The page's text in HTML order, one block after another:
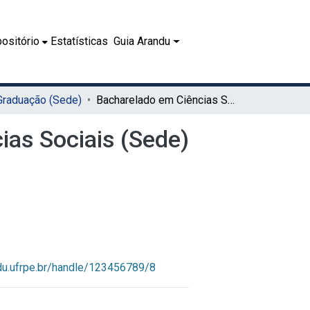
Estatísticas Guia Arandu
(Sede) Bacharelado em Ciências Sociais (Sede)
Sociais (Sede)
handle/123456789/8